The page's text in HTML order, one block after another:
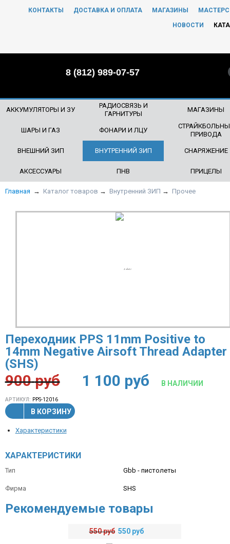
КОНТАКТЫ ДОСТАВКА И ОПЛАТА МАГАЗИНЫ
НОВОСТИ
8 (812) 989-07-57
АККУМУЛЯТОРЫ И ЗУ
РАДИОСВЯЗЬ И
ГАРНИТУРЫ
МАГАЗИНЫ
ШАРЫ И ГАЗ ФОНАРИ И ЛЦУ
ПРИВОДА
ВНЕШНИЙ ЗИП ВНУТРЕННИЙ ЗИП СНАРЯЖЕНИЕ
АКСЕССУАРЫ ПНВ ПРИЦЕЛЫ
Главная → Каталог товаров → Внутренний ЗИП → Прочее
Переходник PPS 11mm Positive to
14mm Negative Airsoft Thread Adapter
(SHS)
900 руб 1 100 руб В НАЛИЧИИ
АРТИКУЛ: PPS-12016
В КОРЗИНУ
Характеристики
ХАРАКТЕРИСТИКИ
Тип Gbb - пистолеты
Фирма SHS
Рекомендуемые товары
550руб 550 руб
ЧТО БУДЕМ ИСКАТЬ?